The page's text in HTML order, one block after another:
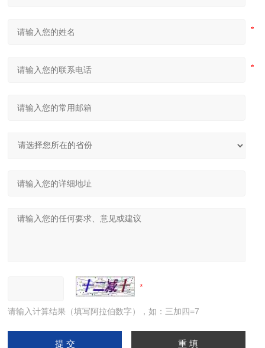
请输入计算结果（填写阿拉伯数字），如：三加四=7